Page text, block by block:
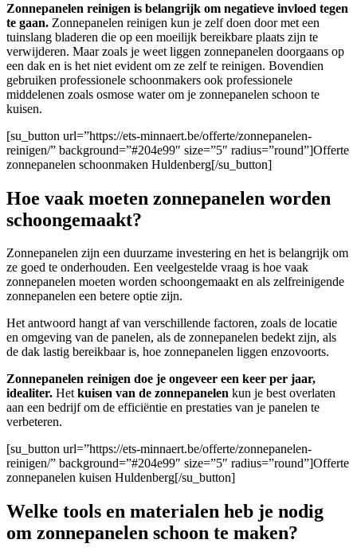
Zonnepanelen reinigen is belangrijk om negatieve invloed tegen
te gaan. Zonnepanelen reinigen kun je zelf doen door met een
tuinslang bladeren die op een moeilijk bereikbare plaats zijn te
verwijderen. Maar zoals je weet liggen zonnepanelen doorgaans op
een dak en is het niet evident om ze zelf te reinigen. Bovendien
gebruiken professionele schoonmakers ook professionele
middelenen zoals osmose water om je zonnepanelen schoon te
kuisen.
[su_button url=”https://ets-minnaert.be/offerte/zonnepanelen-
reinigen/” background=”#204e99″ size=”5″ radius=”round”]Offerte
zonnepanelen schoonmaken Huldenberg[/su_button]
Hoe vaak moeten zonnepanelen worden
schoongemaakt?
Zonnepanelen zijn een duurzame investering en het is belangrijk om
ze goed te onderhouden. Een veelgestelde vraag is hoe vaak
zonnepanelen moeten worden schoongemaakt en als zelfreinigende
zonnepanelen een betere optie zijn.
Het antwoord hangt af van verschillende factoren, zoals de locatie
en omgeving van de panelen, als de zonnepanelen bedekt zijn, als
de dak lastig bereikbaar is, hoe zonnepanelen liggen enzovoorts.
Zonnepanelen reinigen doe je ongeveer een keer per jaar,
idealiter. Hetkuisen van de zonnepanelen kun je best overlaten
aan een bedrijf om de efficiëntie en prestaties van je panelen te
verbeteren.
[su_button url=”https://ets-minnaert.be/offerte/zonnepanelen-
reinigen/” background=”#204e99″ size=”5″ radius=”round”]Offerte
zonnepanelen kuisen Huldenberg[/su_button]
Welke tools en materialen heb je nodig
om zonnepanelen schoon te maken?